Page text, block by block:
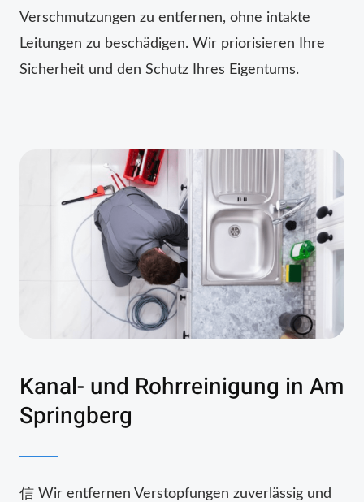
Verschmutzungen zu entfernen, ohne intakte
Leitungen zu beschädigen. Wir priorisieren Ihre
Sicherheit und den Schutz Ihres Eigentums.
Kanal- und Rohrreinigung in Am
Springberg
信 Wir entfernen Verstopfungen zuverlässig und